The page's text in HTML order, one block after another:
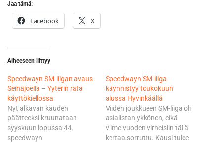
Jaa tämä:
Facebook X
Aiheeseen liittyy
Speedwayn SM-liigan avaus
Seinäjoella – Yyterin rata
käyttökiellossa
Nyt alkavan kauden
päätteeksi kruunataan
syyskuun lopussa 44.
speedwayn
Speedwayn SM-liiga
käynnistyy toukokuun
alussa Hyvinkäällä
Viiden joukkueen SM-liiga oli
asialistan ykkönen, eikä
viime vuoden virheisiin tällä
kertaa sorruttu. Kausi tulee